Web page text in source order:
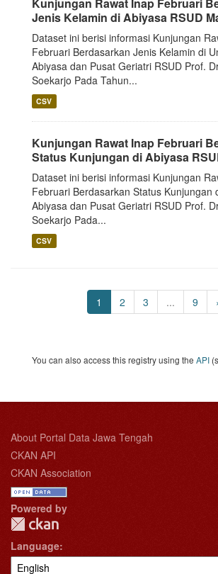
Jenis Kelamin di Abiyasa RSUD
Dataset ini berisi informasi Kunjungan
Februari Berdasarkan Jenis Kelamin di
Abiyasa dan Pusat Geriatri RSUD Prof.
Soekarjo Pada Tahun...
CSV
Kunjungan Rawat Inap Februari
Status Kunjungan di Abiyasa
Dataset ini berisi informasi Kunjungan
Februari Berdasarkan Status Kunjungan
Abiyasa dan Pusat Geriatri RSUD Prof.
Soekarjo Pada...
CSV
1 2 3 ... 9
You can also access this registry using the API
About Portal Data Jawa Tengah
CKAN API
CKAN Association
Powered by
Language